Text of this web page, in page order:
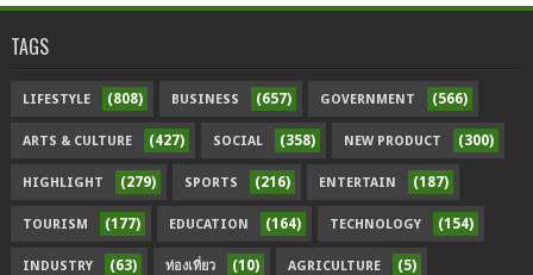
TAGS
LIFESTYLE (808) BUSINESS (657) GOVERNMENT (566)
ARTS & CULTURE (427) SOCIAL (358) NEW PRODUCT (300)
HIGHLIGHT (279) SPORTS (216) ENTERTAIN (187)
TOURISM (177) EDUCATION (164) TECHNOLOGY (154)
INDUSTRY (63) ท่องเที่ยว (10) AGRICULTURE (5)